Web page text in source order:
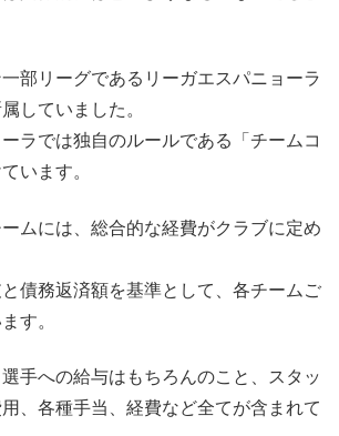
部リーグであるリーガエスパニョーラ
していました。
ラでは独自のルールである「チームコ
います。
ムには、総合的な経費がクラブに定め
債務返済額を基準として、各チームご
す。
手への給与はもちろんのこと、スタッ
、各種手当、経費など全てが含まれて